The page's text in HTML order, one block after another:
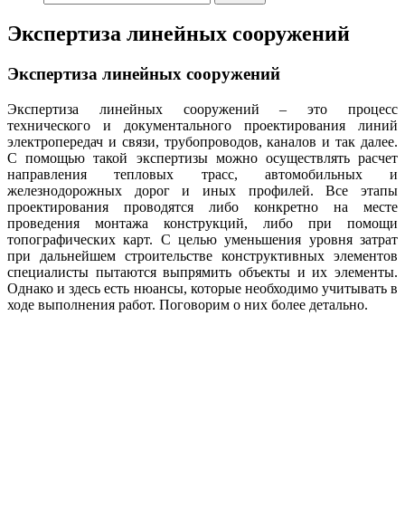
Экспертиза линейных сооружений
Экспертиза линейных сооружений
Экспертиза линейных сооружений – это процесс
технического и документального проектирования линий
электропередач и связи, трубопроводов, каналов и так далее.
С помощью такой экспертизы можно осуществлять расчет
направления тепловых трасс, автомобильных и
железнодорожных дорог и иных профилей. Все этапы
проектирования проводятся либо конкретно на месте
проведения монтажа конструкций, либо при помощи
топографических карт. С целью уменьшения уровня затрат
при дальнейшем строительстве конструктивных элементов
специалисты пытаются выпрямить объекты и их элементы.
Однако и здесь есть нюансы, которые необходимо учитывать в
ходе выполнения работ. Поговорим о них более детально.